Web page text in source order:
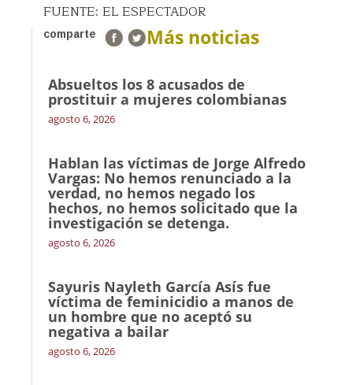
FUENTE: EL ESPECTADOR
comparte Más noticias
Absueltos los 8 acusados de
prostituir a mujeres colombianas
agosto 6, 2026
Hablan las víctimas de Jorge Alfredo
Vargas: No hemos renunciado a la
verdad, no hemos negado los
hechos, no hemos solicitado que la
investigación se detenga.
agosto 6, 2026
Sayuris Nayleth García Asís fue
víctima de feminicidio a manos de
un hombre que no aceptó su
negativa a bailar
agosto 6, 2026